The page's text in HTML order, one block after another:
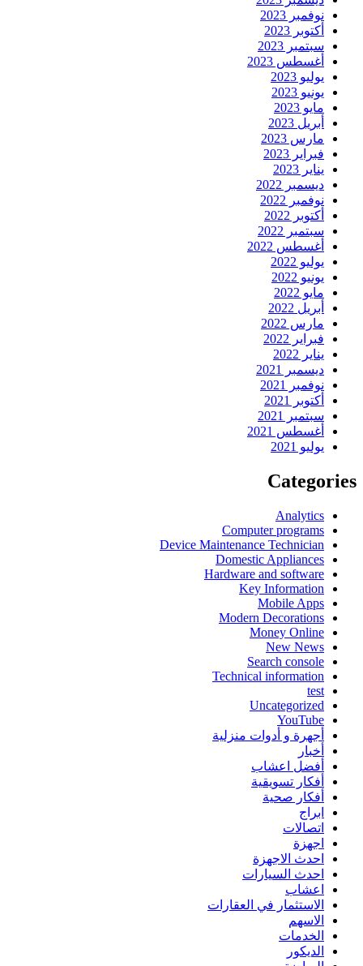
نوفمبر 2023
أكتوبر 2023
سبتمبر 2023
أغسطس 2023
يوليو 2023
يونيو 2023
مايو 2023
أبريل 2023
مارس 2023
فبراير 2023
يناير 2023
ديسمبر 2022
نوفمبر 2022
أكتوبر 2022
سبتمبر 2022
أغسطس 2022
يوليو 2022
يونيو 2022
مايو 2022
أبريل 2022
مارس 2022
فبراير 2022
يناير 2022
ديسمبر 2021
نوفمبر 2021
أكتوبر 2021
سبتمبر 2021
أغسطس 2021
يوليو 2021
Categories
Analytics
Computer programs
Device Maintenance Technician
Domestic Appliances
Hardware and software
Key Information
Mobile Apps
Modern Decorations
Money Online
New News
Search console
Technical information
test
Uncategorized
YouTube
أجهرة و أدوات منزلية
أخبار
أفضل اعشاب
أفكار تسويقية
أفكار صحية
ابراج
اتصالات
اجهزة
احدث الاجهزة
احدث السيارات
اعشاب
الاستثمار في العقارات
الاسهم
الخدمات
الديكور